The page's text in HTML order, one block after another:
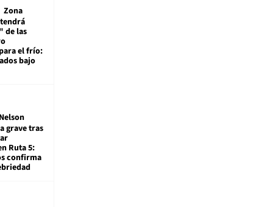
Zona
de las
el frío:
bajo
Nelson
grave tras
Ruta 5:
confirma